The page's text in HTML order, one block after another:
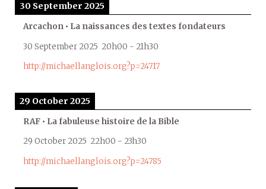
30 September 2025
Arcachon • La naissances des textes fondateurs
30 September 2025 20h00 - 21h30
http://michaellanglois.org?p=24717
29 October 2025
RAF • La fabuleuse histoire de la Bible
29 October 2025 22h00 - 23h30
http://michaellanglois.org?p=24785